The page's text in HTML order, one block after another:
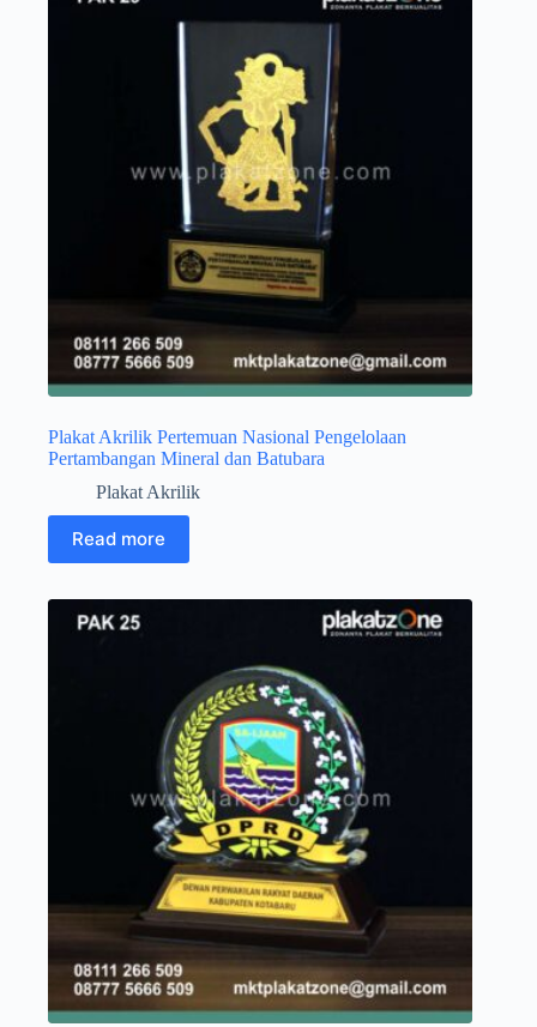
Plakat Akrilik Pertemuan Nasional Pengelolaan
Pertambangan Mineral dan Batubara
Plakat Akrilik
Read more